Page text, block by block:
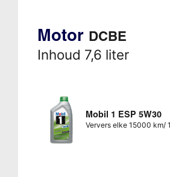
Motor DCBE
Inhoud 7,6 liter
Mobil 1 ESP 5W30
Ververs elke 15000 km/